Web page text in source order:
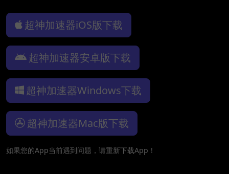
超神加速器iOS版下载
超神加速器安卓版下载
超神加速器Windows下载
超神加速器Mac版下载
如果您的App当前遇到问题，请重新下载App！